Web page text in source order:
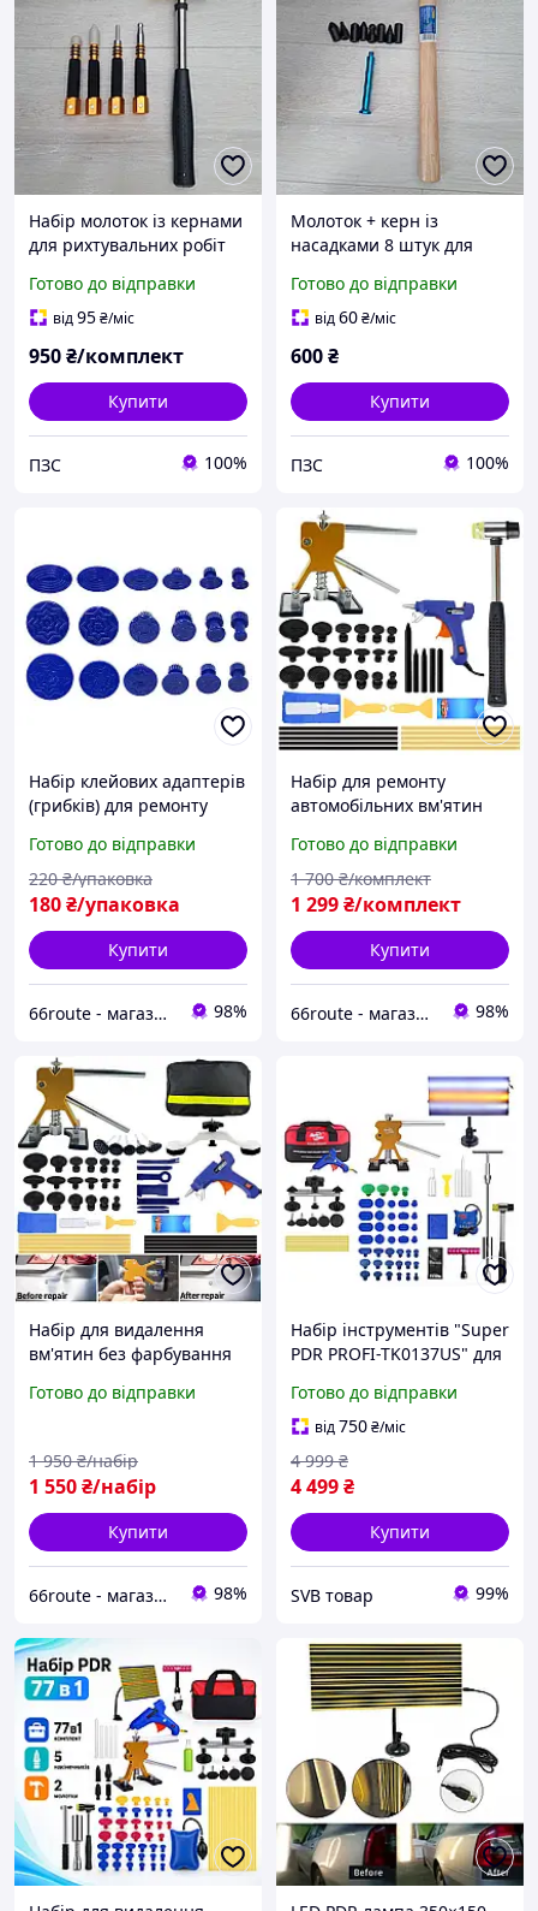
Набір молоток із кернами
для рихтувальних робіт
Готово до відправки
від95₴/міс
950₴/комплект
Купити
ПЗС 100%
Молоток + керн із
насадками 8 штук для
фарбування
Готово до відправки
від60₴/міс
600₴
Купити
ПЗС 100%
Набір клейових адаптерів
(грибків) для ремонту
шт SuperPDR
Готово до відправки
180₴/упаковка
220 ₴/упаковка
Купити
66route - магазин автотоварів 98%
Набір для ремонту
автомобільних вм'ятин
Super PDR
Готово до відправки
1 299₴/комплект
1 700 ₴/комплект
Купити
66route - магазин автотоварів 98%
Набір для видалення
вм'ятин без фарбування
сумці
Готово до відправки
1 550₴/набір
1 950 ₴/набір
Купити
66route - магазин автотоварів 98%
Набір інструментів "Super
PDR PROFI-TK0137US" для
вм'ятин без фарбування
Готово до відправки
від750₴/міс
4 499₴
4 999 ₴
Купити
SVB товар 99%